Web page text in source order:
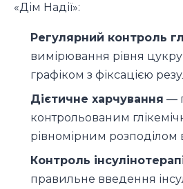
«Дім Надії»:
Регулярний контроль
вимірювання рівня
графіком з фіксацією
Дієтичне харчування —
контрольованим
рівномірним розподілом
Контроль
правильне введення